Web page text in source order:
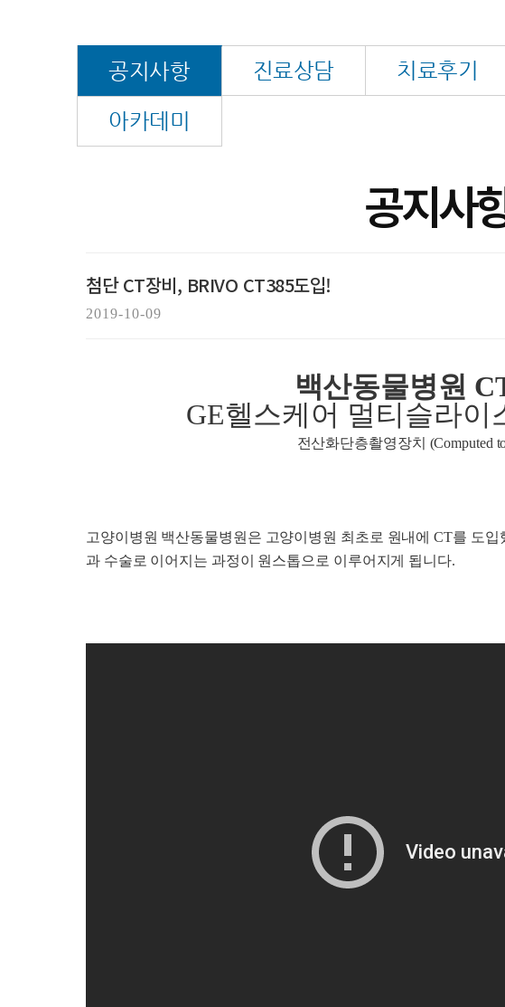
공지사항 진료상담
치료후기
아카데미
공지사
첨단 CT장비, BRIVO CT385도입!
2019-10-09
백산동물병원
GE헬스케어 멀티슬라이
전산화단층촬영장치 (Computed
고양이병원 백산동물병원은 고양이병원 최초로 원내에 CT를 도
과 수술로 이어지는 과정이 원스톱으로 이루어지게 됩니다.